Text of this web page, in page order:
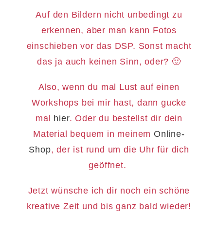
Auf den Bildern nicht unbedingt zu
erkennen, aber man kann Fotos
einschieben vor das DSP. Sonst macht
das ja auch keinen Sinn, oder? 🙂
Also, wenn du mal Lust auf einen
Workshops bei mir hast, dann gucke
mal hier. Oder du bestellst dir dein
Material bequem in meinem Online-
Shop, der ist rund um die Uhr für dich
geöffnet.
Jetzt wünsche ich dir noch ein schöne
kreative Zeit und bis ganz bald wieder!